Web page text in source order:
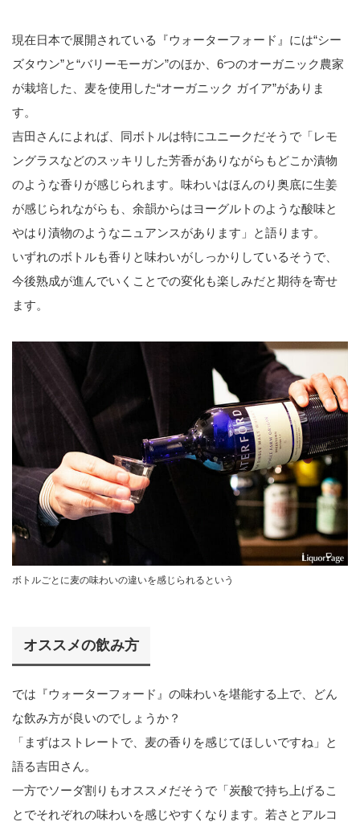
現在日本で展開されている『ウォーターフォード』には“シー
ズタウン”と“バリーモーガン”のほか、6つのオーガニック農家
が栽培した、麦を使用した“オーガニック ガイア”がありま
す。
吉田さんによれば、同ボトルは特にユニークだそうで「レモ
ングラスなどのスッキリした芳香がありながらもどこか漬物
のような香りが感じられます。味わいはほんのり奥底に生姜
が感じられながらも、余韻からはヨーグルトのような酸味と
やはり漬物のようなニュアンスがあります」と語ります。
いずれのボトルも香りと味わいがしっかりしているそうで、
今後熟成が進んでいくことでの変化も楽しみだと期待を寄せ
ます。
ボトルごとに麦の味わいの違いを感じられるという
オススメの飲み方
では『ウォーターフォード』の味わいを堪能する上で、どん
な飲み方が良いのでしょうか？
「まずはストレートで、麦の香りを感じてほしいですね」と
語る吉田さん。
一方でソーダ割りもオススメだそうで「炭酸で持ち上げるこ
とでそれぞれの味わいを感じやすくなります。若さとアルコ